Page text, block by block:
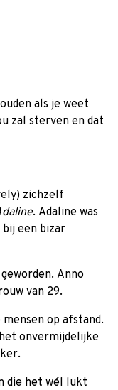
als je weet
zal sterven en dat
zichzelf
. Adaline was
een bizar
Anno
van 29.
op afstand.
onvermijdelijke
die het wél lukt